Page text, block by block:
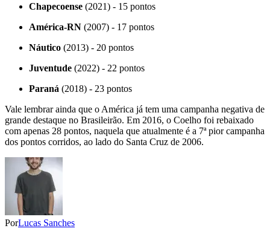
Chapecoense (2021) - 15 pontos
América-RN (2007) - 17 pontos
Náutico (2013) - 20 pontos
Juventude (2022) - 22 pontos
Paraná (2018) - 23 pontos
Vale lembrar ainda que o América já tem uma campanha negativa de
grande destaque no Brasileirão. Em 2016, o Coelho foi rebaixado
com apenas 28 pontos, naquela que atualmente é a 7ª pior campanha
dos pontos corridos, ao lado do Santa Cruz de 2006.
PorLucas Sanches